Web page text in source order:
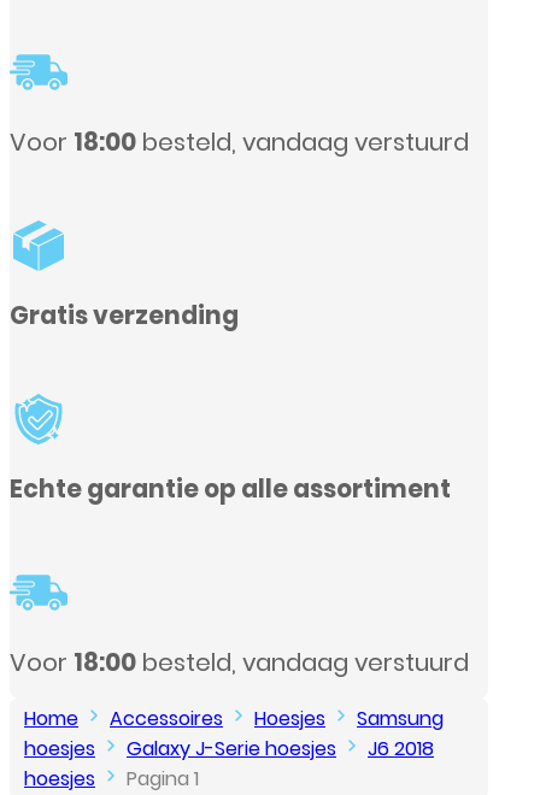
verstuurd
assortiment
verstuurd
Home Accessoires Hoesjes
Samsung
hoesjes
Galaxy J-Serie hoesjes
J6 2018
hoesjes
Pagina 1